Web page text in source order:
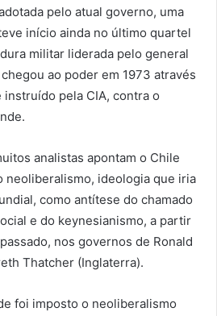
pelo atual governo, uma
início ainda no último quartel
militar liderada pelo general
ao poder em 1973 através
pela CIA, contra o
analistas apontam o Chile
neoliberalismo, ideologia que iria
como antítese do chamado
e do keynesianismo, a partir
nos governos de Ronald
Thatcher (Inglaterra).
foi imposto o neoliberalismo